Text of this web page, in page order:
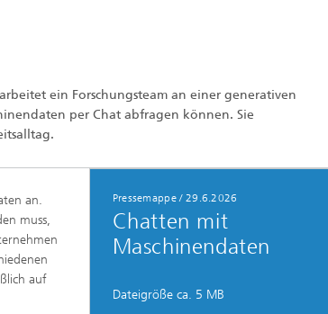
ein Forschungsteam an einer generativen
per Chat abfragen können. Sie
an.
muss,
auf
Pressemappe/ 29.6.2026
Chatten mit
Maschinendaten
Dateigröße ca. 5 MB